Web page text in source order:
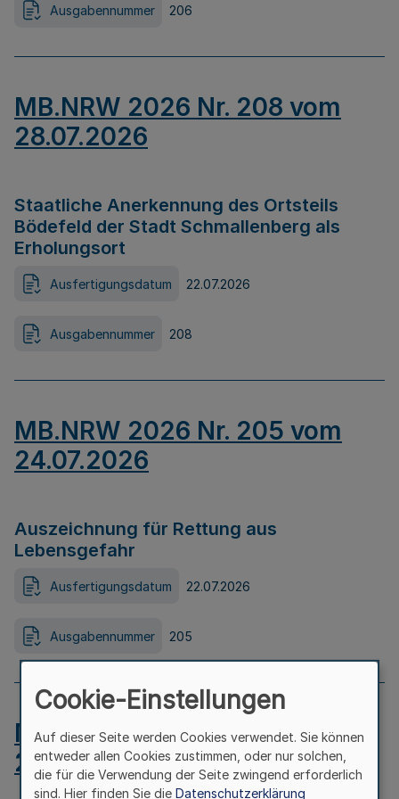
Ausgabennummer 206
MB.NRW 2026 Nr. 208 vom
28.07.2026
Staatliche Anerkennung des Ortsteils
Bödefeld der Stadt Schmallenberg als
Erholungsort
Ausfertigungsdatum 22.07.2026
Ausgabennummer 208
MB.NRW 2026 Nr. 205 vom
24.07.2026
Auszeichnung für Rettung aus
Lebensgefahr
Ausfertigungsdatum 22.07.2026
Ausgabennummer 205
MB.NRW 2026 Nr. 204 vom
24.07.2026
Cookie-Einstellungen
Auf dieser Seite werden Cookies verwendet. Sie können
entweder allen Cookies zustimmen, oder nur solchen,
die für die Verwendung der Seite zwingend erforderlich
sind. Hier finden Sie die Datenschutzerklärung